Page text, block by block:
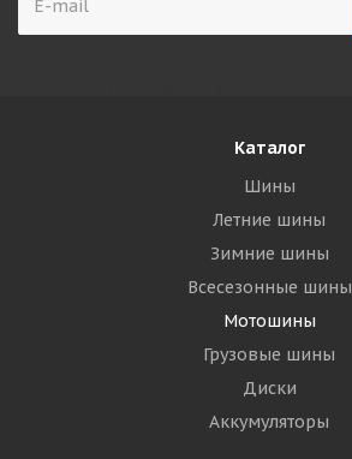
Каталог
Шины
Летние шины
Зимние шины
Всесезонные шины
Мотошины
Грузовые шины
Диски
Аккумуляторы